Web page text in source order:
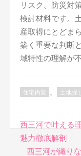
リスク、防災対
検討材料です。
産取得にとどま
築く重要な判断
域特性の理解が
住宅内装 土地探し
投
稿
ナ
西三河で叶える
魅力徹底解剖
西三河が織り